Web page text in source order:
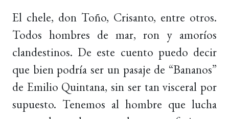
El chele, don Toño, Crisanto, entre otros.
Todos hombres de mar, ron y amoríos
clandestinos. De este cuento puedo decir
que bien podría ser un pasaje de “Bananos”
de Emilio Quintana, sin ser tan visceral por
supuesto. Tenemos al hombre que lucha